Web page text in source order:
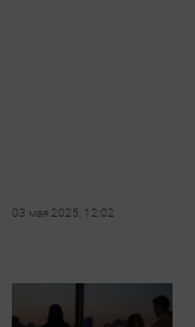
03 мая 2025, 12:02